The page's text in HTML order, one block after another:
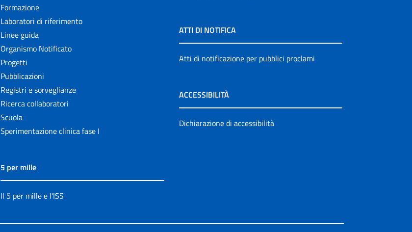
Formazione
Laboratori di riferimento
Linee guida
Organismo Notificato
Progetti
Pubblicazioni
Registri e sorveglianze
Ricerca collaboratori
Scuola
Sperimentazione clinica fase I
5 per mille
Il 5 per mille e l'ISS
ATTI DI NOTIFICA
Atti di notificazione per pubblici proclami
ACCESSIBILITÀ
Dichiarazione di accessibilità